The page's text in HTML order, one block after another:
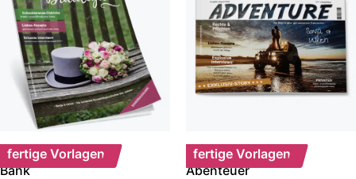
fertige Vorlagen
Bank
fertige Vorlagen
Abenteuer